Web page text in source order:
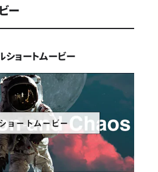
ー
ョートムービー